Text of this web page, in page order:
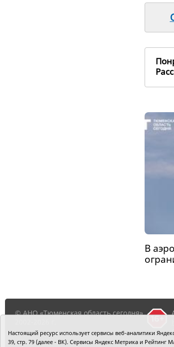
В
© АНО «Тюменская область сегодня»,
Настоящий ресурс использует сервисы веб-аналитики
39, стр. 79 (далее - ВК). Сервисы Яндекс Метрика и Рейтинг